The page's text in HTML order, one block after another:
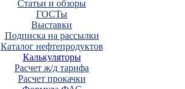
Статьи и обзоры
ГОСТы
Выставки
Подписка на рассылки
Каталог нефтепродуктов
Калькуляторы
Расчет ж/д тарифа
Расчет прокачки